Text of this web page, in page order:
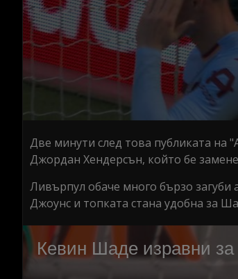
Две минути след това публиката на
Джордан Хендерсън, който бе
Ливърпул обаче много бързо
Джоунс и топката стана удобна за